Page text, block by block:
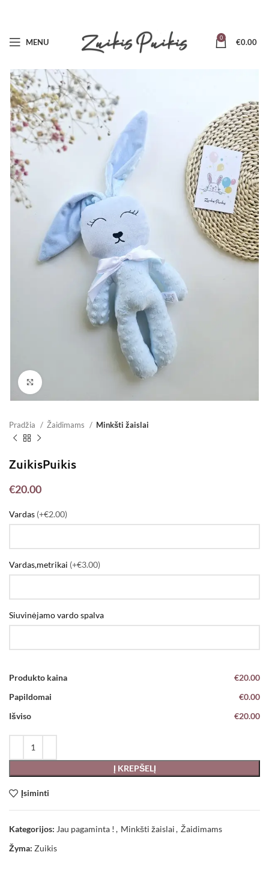
MENU 0 €0.00
Pradžia Žaidimams Minkšti žaislai
ZuikisPuikis
€20.00
Vardas (+€2.00)
Vardas,metrikai (+€3.00)
Siuvinėjamo vardo spalva
Produkto kaina
€20.00
Papildomai
€0.00
Išviso
€20.00
Į KREPŠELĮ
Įsiminti
Kategorijos: Jau pagaminta ! , Minkšti žaislai, Žaidimams
Žyma: Zuikis